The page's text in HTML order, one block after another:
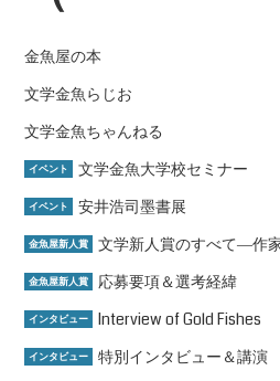
金魚屋の本
文学金魚らじお
文学金魚ちゃんねる
イベント 文学金魚大学校セミナー
イベント 安井浩司墨書展
金魚屋新人賞 文学新人賞のすべて―作
金魚屋新人賞 応募要項＆選考経緯
インタビュー Interview of Gold Fishes
インタビュー 特別インタビュー＆講演